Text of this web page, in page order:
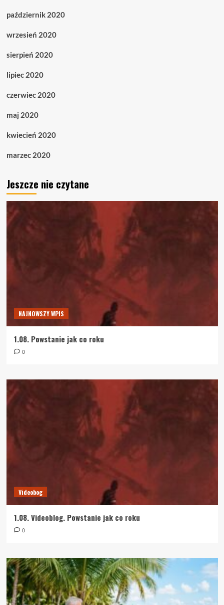
październik 2020
wrzesień 2020
sierpień 2020
lipiec 2020
czerwiec 2020
maj 2020
kwiecień 2020
marzec 2020
Jeszcze nie czytane
NAJNOWSZY WPIS
1.08. Powstanie jak co roku
0
Videobog
1.08. Videoblog. Powstanie jak co roku
0